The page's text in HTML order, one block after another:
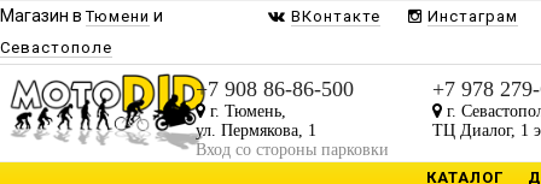
Магазин вТюмени и
Севастополе
ВКонтакте Инстаграм
+7 908 86-86-500
г. Тюмень,
ул. Пермякова, 1
Вход со стороны парковки
+7 978
г.
ТЦ Диалог, 1
КАТАЛОГ